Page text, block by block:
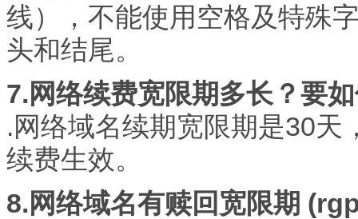
线），不能使用空格及特殊
头和结尾。
7.网络续费宽限期多长？要
.网络域名续期宽限期是30天
续费生效。
8.网络域名有赎回宽限期